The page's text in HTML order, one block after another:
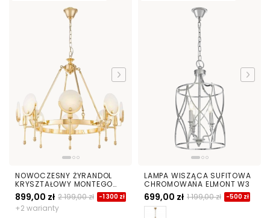
NOWOCZESNY ŻYRANDOL
KRYSZTAŁOWY MONTEGO
W8
899,00 zł 2 199,00 zł -1 300 zł
+2 warianty
LAMPA WISZĄCA SUFITOWA
CHROMOWANA ELMONT W3
699,00 zł 1 199,00 zł -500 zł